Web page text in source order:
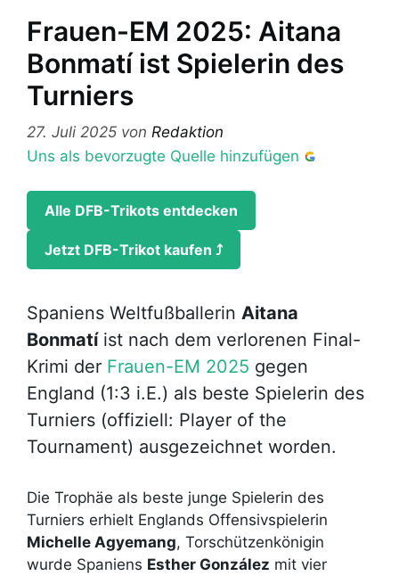
Frauen-EM 2025: Aitana
Bonmatí ist Spielerin des
Turniers
27. Juli 2025 von Redaktion
Uns als bevorzugte Quelle hinzufügen
Alle DFB-Trikots entdecken
Jetzt DFB-Trikot kaufen ⤴
Spaniens Weltfußballerin Aitana
Bonmatíist nach dem verlorenen Final-
Krimi der Frauen-EM 2025 gegen
England (1:3 i.E.) als beste Spielerin des
Turniers (offiziell: Player of the
Tournament) ausgezeichnet worden.
Die Trophäe als beste junge Spielerin des
Turniers erhielt Englands Offensivspielerin
Michelle Agyemang, Torschützenkönigin
wurde Spaniens Esther González mit vier